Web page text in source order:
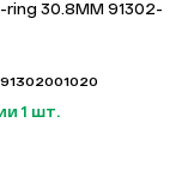
ring 30.8MM 91302-
1 шт.